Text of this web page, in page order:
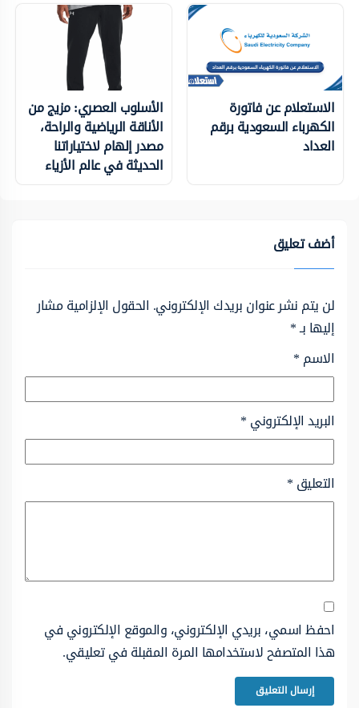
الاستعلام عن فاتورة
الكهرباء السعودية برقم
العداد
الأسلوب العصري: مزيج من
الأناقة الرياضية والراحة،
مصدر إلهام لاختياراتنا
الحديثة في عالم الأزياء
أضف تعليق
لن يتم نشر عنوان بريدك الإلكتروني. الحقول الإلزامية مشار
إليها بـ*
الاسم*
البريد الإلكتروني*
التعليق*
احفظ اسمي، بريدي الإلكتروني، والموقع الإلكتروني في
هذا المتصفح لاستخدامها المرة المقبلة في تعليقي.